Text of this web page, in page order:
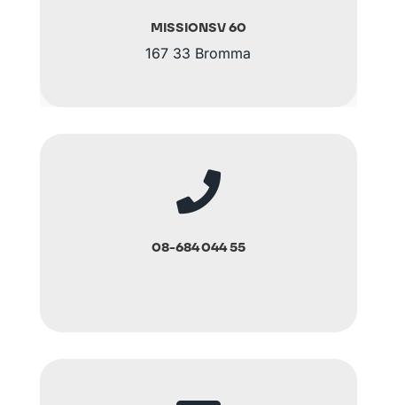
MISSIONSV 60
167 33 Bromma

08-684 044 55